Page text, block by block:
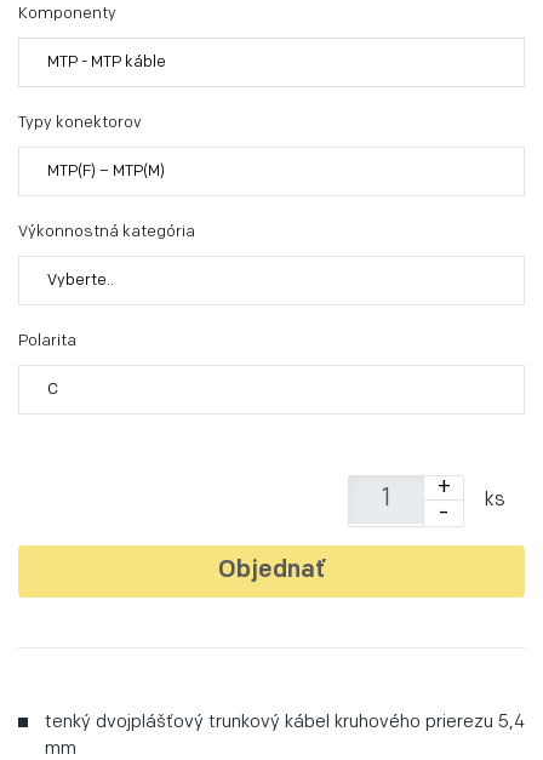
Komponenty
MTP - MTP káble
Typy konektorov
MTP(F) – MTP(M)
Výkonnostná kategória
Vyberte..
Polarita
C
+
-
ks
Objednať
tenký dvojplášťový trunkový kábel kruhového prierezu 5,4
mm